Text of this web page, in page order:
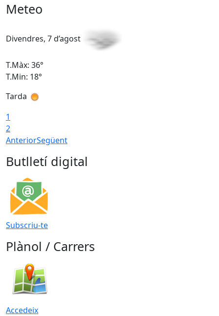
Meteo
Divendres, 7 d’agost
T.Màx: 36°
T.Min: 18°
Tarda
1
2
AnteriorSegüent
Butlletí digital
Subscriu-te
Plànol / Carrers
Accedeix